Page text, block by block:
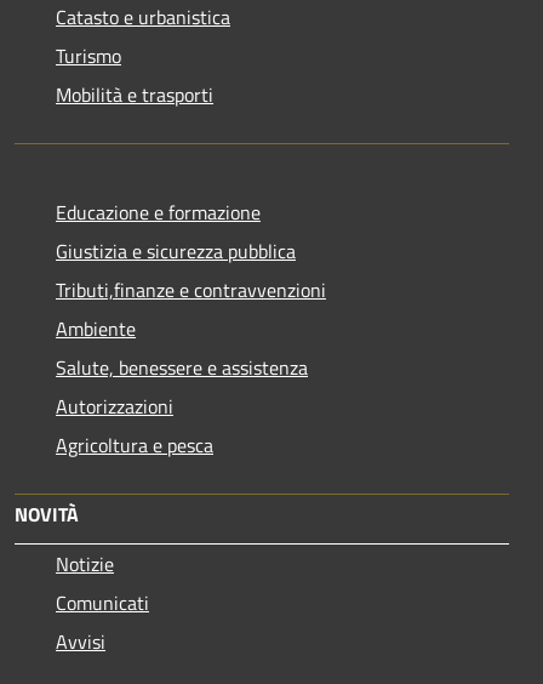
Catasto e urbanistica
Turismo
Mobilità e trasporti
Educazione e formazione
Giustizia e sicurezza pubblica
Tributi,finanze e contravvenzioni
Ambiente
Salute, benessere e assistenza
Autorizzazioni
Agricoltura e pesca
NOVITÀ
Notizie
Comunicati
Avvisi